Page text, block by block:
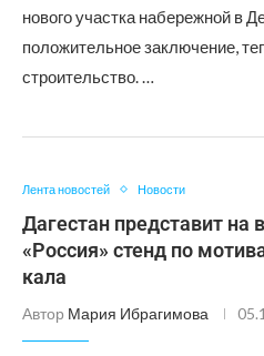
нового участка набережной в
положительное заключение,
строительство. …
Лента новостей Новости
Дагестан представит
«Россия» стенд по
кала
Автор Мария Ибрагимова